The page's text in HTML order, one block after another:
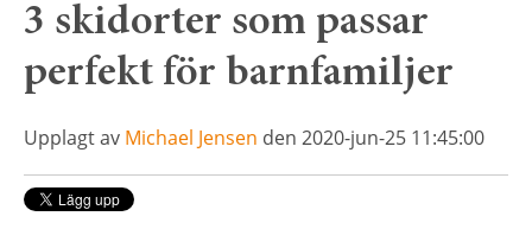
3 skidorter som passar
perfekt för barnfamiljer
Upplagt av Michael Jensen den 2020-jun-25 11:45:00